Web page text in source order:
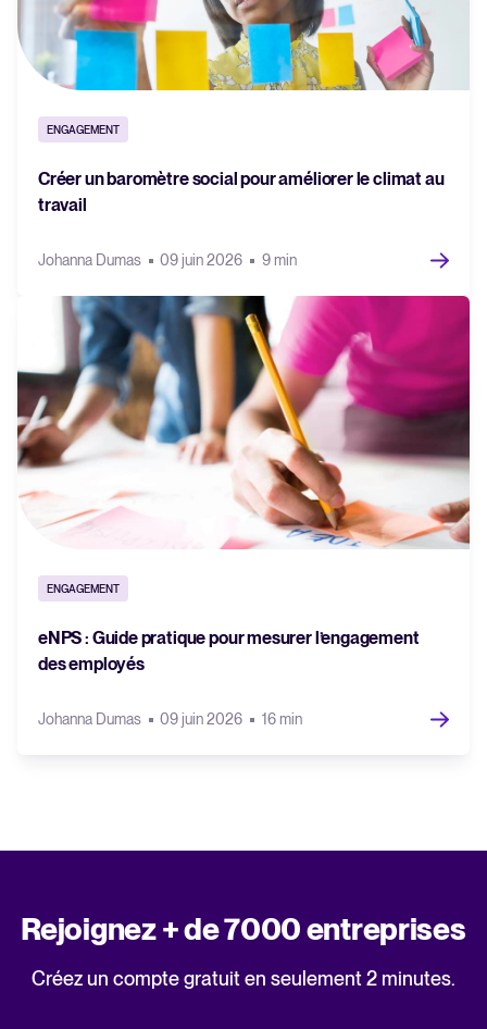
ENGAGEMENT
Créer un baromètre social pour améliorer le climat au
travail
Johanna Dumas 09 juin 2026 9 min
ENGAGEMENT
eNPS : Guide pratique pour mesurer l’engagement
des employés
Johanna Dumas 09 juin 2026 16 min
Rejoignez + de 7000 entreprises
Créez un compte gratuit en seulement 2 minutes.